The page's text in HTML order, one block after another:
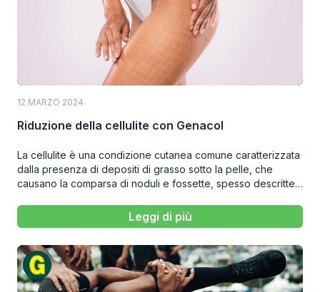
12 MARZO 2024
Riduzione della cellulite con Genacol
La cellulite è una condizione cutanea comune caratterizzata
dalla presenza di depositi di grasso sotto la pelle, che
causano la comparsa di noduli e fossette, spesso descritte
Leggi di più